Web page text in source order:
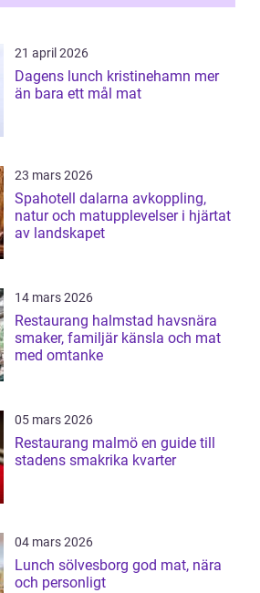
21 april 2026
Dagens lunch kristinehamn mer
än bara ett mål mat
23 mars 2026
Spahotell dalarna avkoppling,
natur och matupplevelser i hjärtat
av landskapet
14 mars 2026
Restaurang halmstad havsnära
smaker, familjär känsla och mat
med omtanke
05 mars 2026
Restaurang malmö en guide till
stadens smakrika kvarter
04 mars 2026
Lunch sölvesborg god mat, nära
och personligt